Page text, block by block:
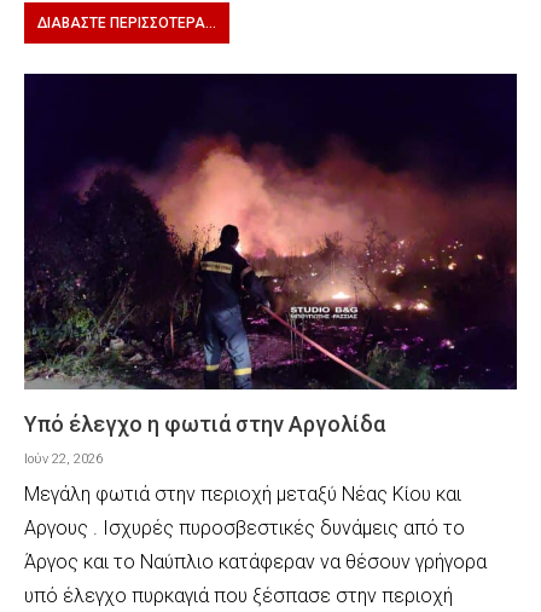
ΔΙΑΒΆΣΤΕ ΠΕΡΙΣΣΌΤΕΡΑ...
Υπό έλεγχο η φωτιά στην Αργολίδα
Ιούν 22, 2026
Μεγάλη φωτιά στην περιοχή μεταξύ Νέας Κίου και
Αργους . Ισχυρές πυροσβεστικές δυνάμεις από το
Άργος και το Ναύπλιο κατάφεραν να θέσουν γρήγορα
υπό έλεγχο πυρκαγιά που ξέσπασε στην περιοχή